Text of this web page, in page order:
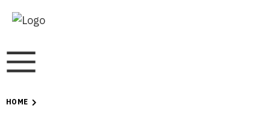
HOME